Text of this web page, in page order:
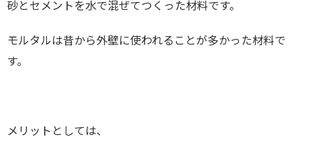
砂とセメントを水で混ぜてつくった材料です。
モルタルは昔から外壁に使われることが多かった材料で
す。
メリットとしては、